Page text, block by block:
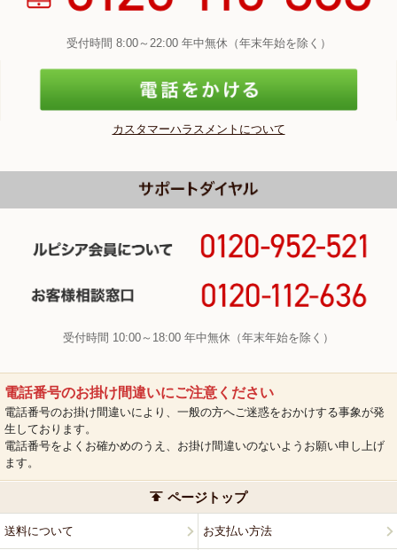
受付時間 8:00～22:00 年中無休（年末年始を除く）
カスタマーハラスメントについて
受付時間 10:00～18:00 年中無休（年末年始を除く）
電話番号のお掛け間違いにご注意ください
電話番号のお掛け間違いにより、一般の方へご迷惑をおかけする事象が発
生しております。
電話番号をよくお確かめのうえ、お掛け間違いのないようお願い申し上げ
ます。
ページトップ
送料について お支払い方法